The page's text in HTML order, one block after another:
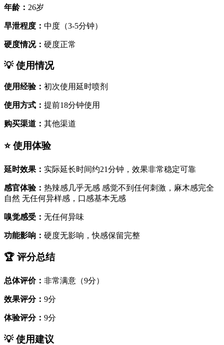
年龄： 26岁
早泄程度： 中度（3-5分钟）
硬度情况： 硬度正常
💡 使用情况
使用经验： 初次使用延时喷剂
使用方式： 提前18分钟使用
购买渠道： 其他渠道
⭐ 使用体验
延时效果： 实际延长时间约21分钟，效果非常稳定可靠
感官体验： 热辣感几乎无感 感觉不到任何刺激，麻木感完全
自然 无任何异样感，口感基本无感
嗅觉感受： 无任何异味
功能影响： 硬度无影响，快感保留完整
🏆 评分总结
总体评价： 非常满意（9分）
效果评分： 9分
体验评分： 9分
💡 使用建议